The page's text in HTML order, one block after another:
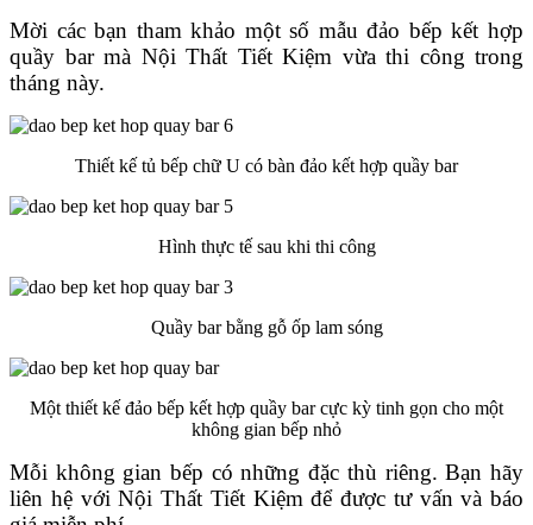
Mời các bạn tham khảo một số mẫu đảo bếp kết hợp
quầy bar mà Nội Thất Tiết Kiệm vừa thi công trong
tháng này.
Thiết kế tủ bếp chữ U có bàn đảo kết hợp quầy bar
Hình thực tế sau khi thi công
Quầy bar bằng gỗ ốp lam sóng
Một thiết kế đảo bếp kết hợp quầy bar cực kỳ tinh gọn cho một
không gian bếp nhỏ
Mỗi không gian bếp có những đặc thù riêng. Bạn hãy
liên hệ với Nội Thất Tiết Kiệm để được tư vấn và báo